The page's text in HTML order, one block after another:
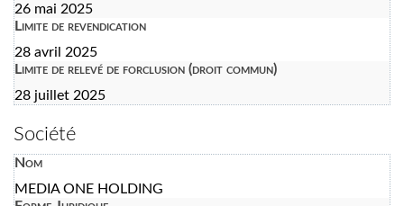
26 mai 2025
Limite de revendication
28 avril 2025
Limite de relevé de forclusion (droit commun)
28 juillet 2025
Société
Nom
MEDIA ONE HOLDING